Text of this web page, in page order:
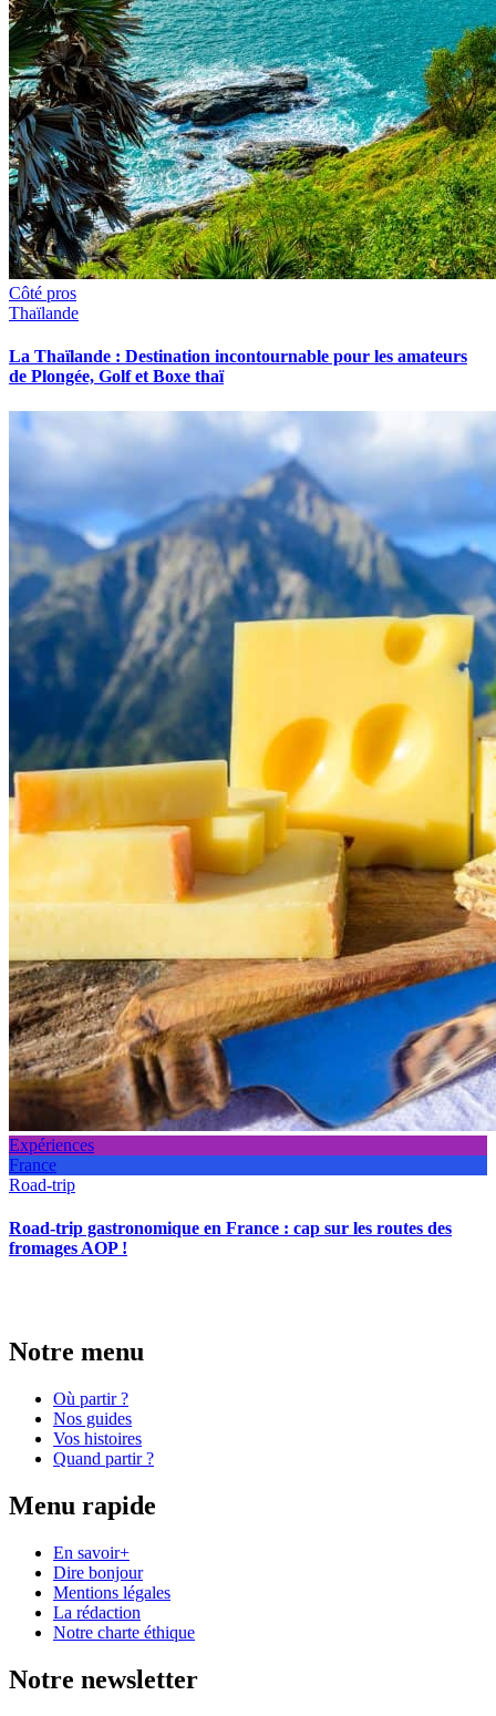
Côté pros
Thaïlande
La Thaïlande : Destination incontournable pour les amateurs
de Plongée, Golf et Boxe thaï
Expériences
France
Road-trip
Road-trip gastronomique en France : cap sur les routes des
fromages AOP !
Notre menu
Où partir ?
Nos guides
Vos histoires
Quand partir ?
Menu rapide
En savoir+
Dire bonjour
Mentions légales
La rédaction
Notre charte éthique
Notre newsletter